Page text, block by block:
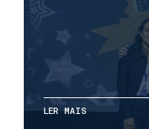
LER MAIS